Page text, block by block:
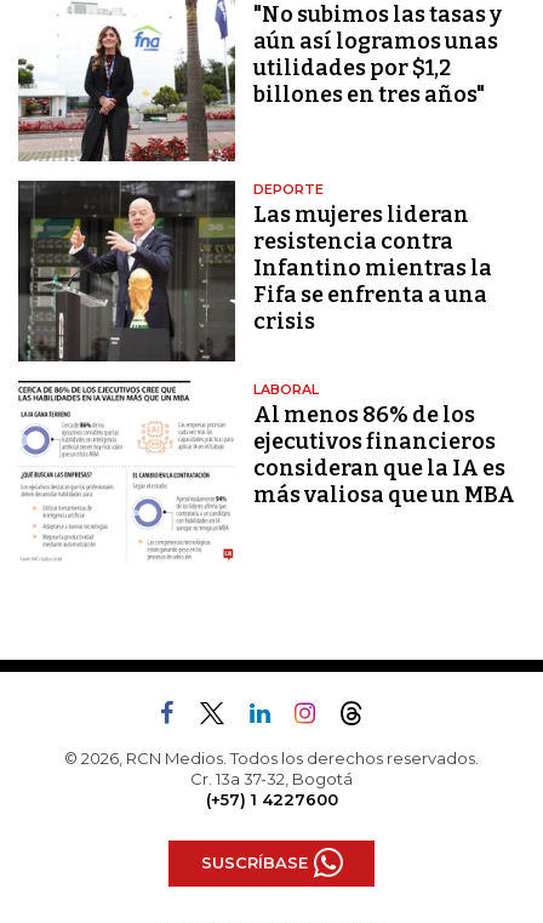
"No subimos las tasas y
aún así logramos unas
utilidades por $1,2
billones en tres años"
DEPORTE
Las mujeres lideran
resistencia contra
Infantino mientras la
Fifa se enfrenta a una
crisis
LABORAL
Al menos 86% de los
ejecutivos financieros
consideran que la IA es
más valiosa que un MBA
© 2026, RCN Medios. Todos los derechos reservados.
Cr. 13a 37-32, Bogotá
(+57) 1 4227600
SUSCRÍBASE